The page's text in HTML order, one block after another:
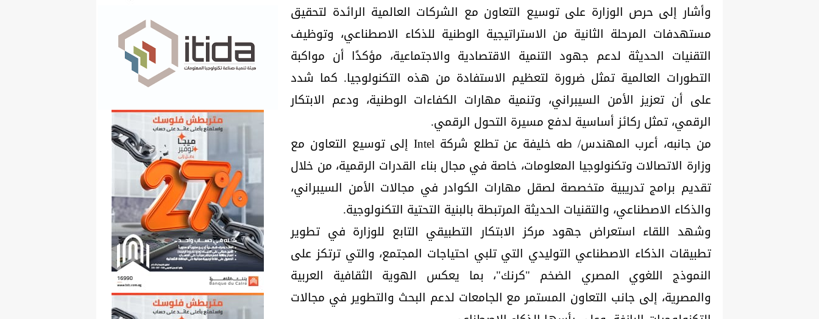
وأشار إلى حرص الوزارة على توسيع التعاون مع الشركات العالمية الرائدة لتحقيق
مستهدفات المرحلة الثانية من الاستراتيجية الوطنية للذكاء الاصطناعي، وتوظيف
التقنيات الحديثة لدعم جهود التنمية الاقتصادية والاجتماعية، مؤكدًا أن مواكبة
التطورات العالمية تمثل ضرورة لتعظيم الاستفادة من هذه التكنولوجيا. كما شدد
على أن تعزيز الأمن السيبراني، وتنمية مهارات الكفاءات الوطنية، ودعم الابتكار
الرقمي، تمثل ركائز أساسية لدفع مسيرة التحول الرقمي.
من جانبه، أعرب المهندس/ طه خليفة عن تطلع شركة Intel إلى توسيع التعاون مع
وزارة الاتصالات وتكنولوجيا المعلومات، خاصة في مجال بناء القدرات الرقمية، من خلال
تقديم برامج تدريبية متخصصة لصقل مهارات الكوادر في مجالات الأمن السيبراني،
والذكاء الاصطناعي، والتقنيات الحديثة المرتبطة بالبنية التحتية التكنولوجية.
وشهد اللقاء استعراض جهود مركز الابتكار التطبيقي التابع للوزارة في تطوير
تطبيقات الذكاء الاصطناعي التوليدي التي تلبي احتياجات المجتمع، والتي ترتكز على
النموذج اللغوي المصري الضخم "كرنك"، بما يعكس الهوية الثقافية العربية
والمصرية، إلى جانب التعاون المستمر مع الجامعات لدعم البحث والتطوير في مجالات